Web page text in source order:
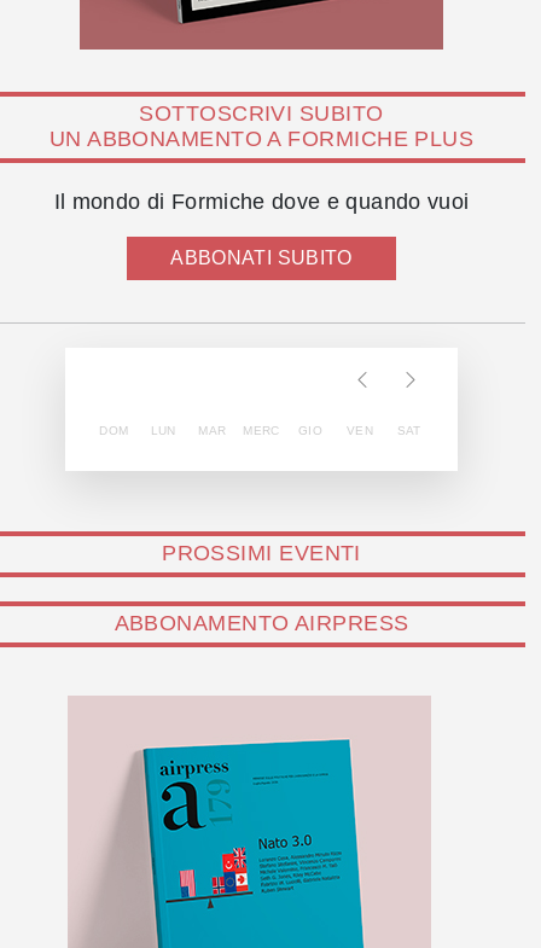
SOTTOSCRIVI SUBITO
UN ABBONAMENTO A FORMICHE PLUS
Il mondo di Formiche dove e quando vuoi
ABBONATI SUBITO
DOM LUN MAR MERC GIO VEN SAT
PROSSIMI EVENTI
ABBONAMENTO AIRPRESS